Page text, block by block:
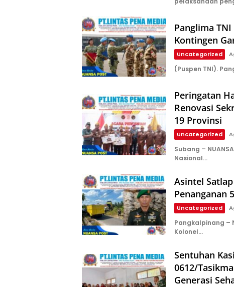
Panglima
Kontingen
Uncategorized
(Puspen TNI).
Peringatan
Renovasi
19 Provinsi
Uncategorized
Subang –
Nasional…
Asintel
Penanganan
Uncategorized
Pangkalpinang –
Kolonel…
Sentuhan
0612/
Generasi